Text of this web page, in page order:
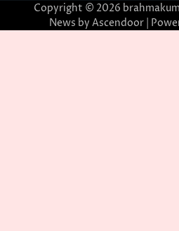
Copyright © 2026
News by Ascendoor|